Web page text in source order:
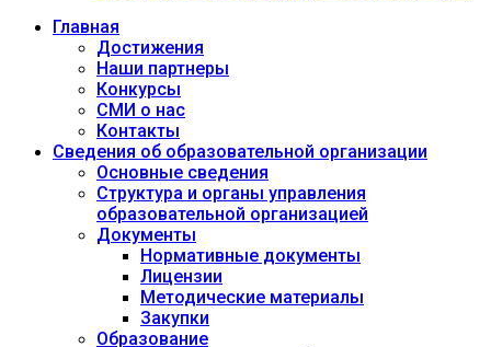
Главная
Достижения
Наши партнеры
Конкурсы
СМИ о нас
Контакты
Сведения об образовательной организации
Основные сведения
Структура и органы управления
образовательной организацией
Документы
Нормативные документы
Лицензии
Методические материалы
Закупки
Образование